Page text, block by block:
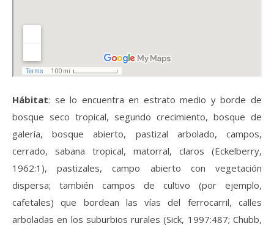
Hábitat: se lo encuentra en estrato medio y borde de
bosque seco tropical, segundo crecimiento, bosque de
galería, bosque abierto, pastizal arbolado, campos,
cerrado, sabana tropical, matorral, claros (Eckelberry,
1962:1), pastizales, campo abierto con vegetación
dispersa; también campos de cultivo (por ejemplo,
cafetales) que bordean las vías del ferrocarril, calles
arboladas en los suburbios rurales (Sick, 1997:487; Chubb,